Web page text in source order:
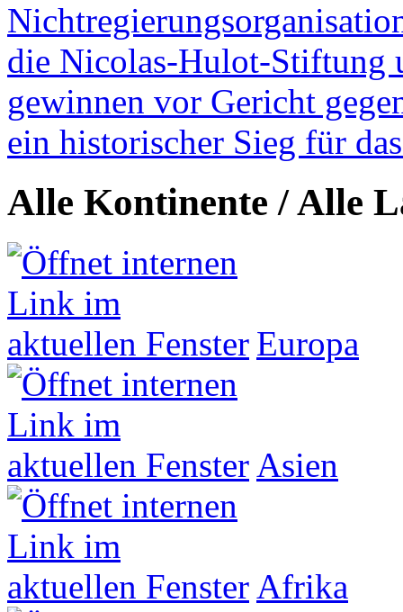
die Nicolas-Hulot-Stiftung
gewinnen vor Gericht
ein historischer Sieg für
Alle Kontinente / Alle
Europa
Asien
Afrika